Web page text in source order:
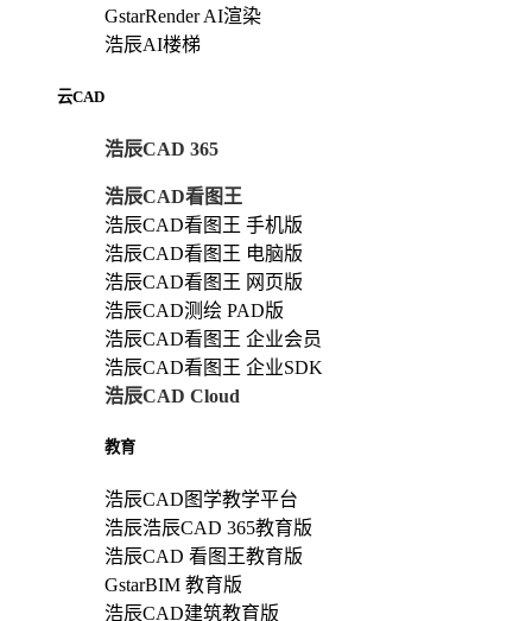
GstarRender AI渲染
浩辰AI楼梯
云CAD
浩辰CAD 365
浩辰CAD看图王
浩辰CAD看图王 手机版
浩辰CAD看图王 电脑版
浩辰CAD看图王 网页版
浩辰CAD测绘 PAD版
浩辰CAD看图王 企业会员
浩辰CAD看图王 企业SDK
浩辰CAD Cloud
教育
浩辰CAD图学教学平台
浩辰浩辰CAD 365教育版
浩辰CAD 看图王教育版
GstarBIM 教育版
浩辰CAD建筑教育版